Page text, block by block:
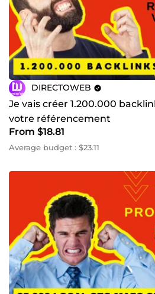
Analyse & performance SEO
(Google Analytics, Google
Manager, SEO dashboard,
Utilisation des meilleurs outils
(Ahrefs, Semrush, Moz,
🚀 Ma mission
T’aider à obtenir plus de
des positions durables sur
stratégie SEO + backlinks sur
adaptée à ton secteur.
Expertise réelle en SEO &
Résultats mesurables et suivis
Approche transparente,
Accompagnement premium
entreprises locales,
contenu
**👉 Prêt à booster votre visibilité
concurrents ? **
DIRECTOWEB
Je vais créer 1.200.000
votre référencement
From $18.81
Average budget : $23.11